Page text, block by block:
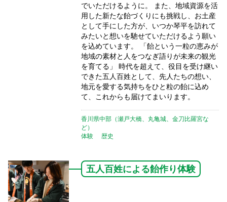
でいただけるように。 また、地域資源を活
用した新たな飴づくりにも挑戦し、お土産
として手にした方が、いつか琴平を訪れて
みたいと想いを馳せていただけるよう願い
を込めています。 「飴という一粒の恵みが
地域の素材と人をつなぎ語りが未来の観光
を育てる」 時代を超えて、役目を受け継い
できた五人百姓として、先人たちの想い、
地元を愛する気持ちをひと粒の飴に込め
て、これからも届けてまいります。
香川県中部（瀬戸大橋、丸亀城、金刀比羅宮な
ど）
体験
歴史
五人百姓による飴作り体験